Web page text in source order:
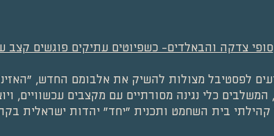
סופי צדקה והבאלדים- כשפיוטים עתיקים פוגשים קצב
לפסטיבל מצולות להשיק את אלבומם החדש,
המשלבים כלי נגינה מסורתיים עם מקצבים עכשוויים,
בית השחמט ותכנית "יחד" יהדות ישראלית